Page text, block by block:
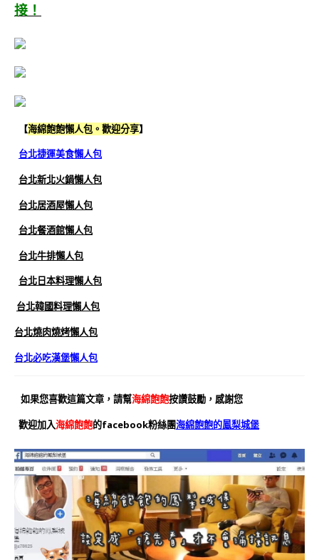
接！
【海綿飽飽懶人包。歡迎分享】
台北捷運美食懶人包
台北新北火鍋懶人包
台北居酒屋懶人包
台北餐酒館懶人包
台北牛排懶人包
台北日本料理懶人包
台北韓國料理懶人包
台北燒肉燒烤懶人包
台北必吃漢堡懶人包
如果您喜歡這篇文章，請幫海綿飽飽按讚鼓勵，感謝您
歡迎加入海綿飽飽的facebook粉絲團海綿飽飽的鳳梨城堡